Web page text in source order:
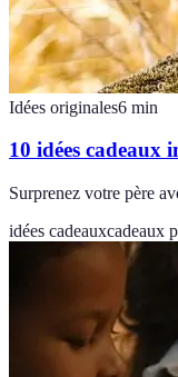
Idées originales6 min
10 idées cadeaux
Surprenez votre père
idées cadeauxcadeaux